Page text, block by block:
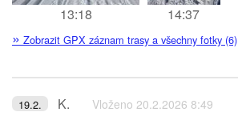
13:18 14:37
» Zobrazit GPX záznam trasy a všechny fotky (6)
19.2. K. Vloženo 20.2.2026 8:49